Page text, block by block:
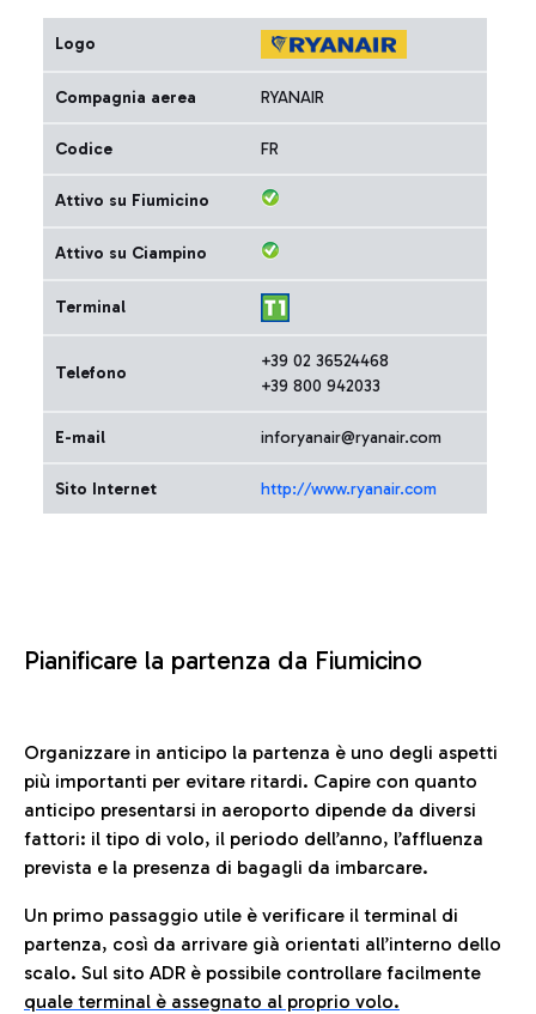
Logo
Compagnia aerea RYANAIR
Codice FR
Attivo su Fiumicino
Attivo su Ciampino
Terminal
Telefono
+39 02 36524468
+39 800 942033
E-mail inforyanair@ryanair.com
Sito Internet http://www.ryanair.com
Pianificare la partenza da Fiumicino
Organizzare in anticipo la partenza è uno degli aspetti
più importanti per evitare ritardi. Capire con quanto
anticipo presentarsi in aeroporto dipende da diversi
fattori: il tipo di volo, il periodo dell’anno, l’affluenza
prevista e la presenza di bagagli da imbarcare.
Un primo passaggio utile è verificare il terminal di
partenza, così da arrivare già orientati all’interno dello
scalo. Sul sito ADR è possibile controllare facilmente
quale terminal è assegnato al proprio volo.